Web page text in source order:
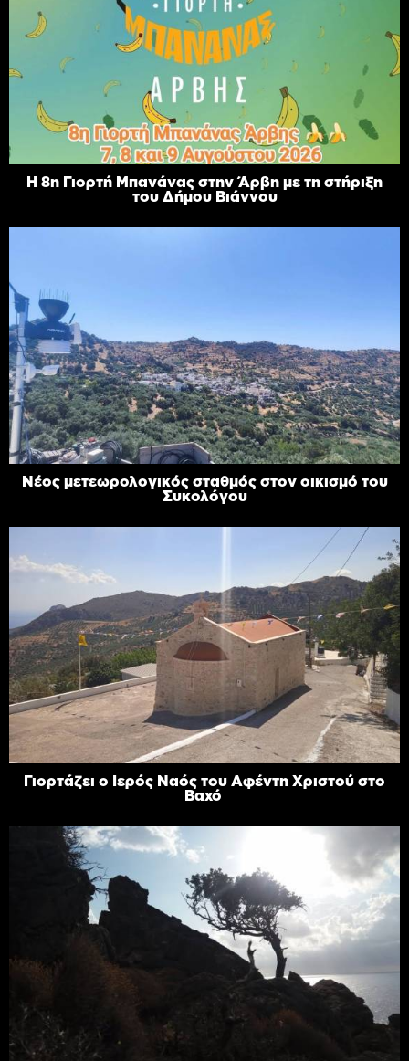
Η 8η Γιορτή Μπανάνας στην Άρβη με τη στήριξη
του Δήμου Βιάννου
Νέος μετεωρολογικός σταθμός στον οικισμό του
Συκολόγου
Γιορτάζει ο Ιερός Ναός του Αφέντη Χριστού στο
Βαχό